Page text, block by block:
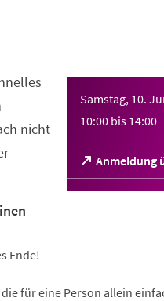
Samstag, 10.
10:00 bis 14:00
Anmeldung
(Öffnet
in
einem
nicht
Ende!
für eine Person allein